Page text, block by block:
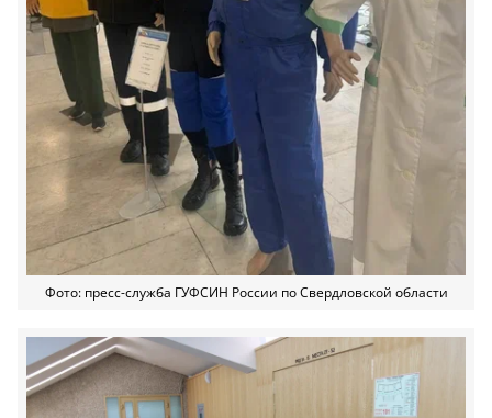
Фото: пресс-служба ГУФСИН России по Свердловской области